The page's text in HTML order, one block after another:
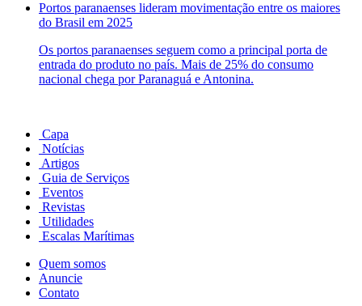
Portos paranaenses lideram movimentação entre os maiores
do Brasil em 2025
Os portos paranaenses seguem como a principal porta de
entrada do produto no país. Mais de 25% do consumo
nacional chega por Paranaguá e Antonina.
Capa
Notícias
Artigos
Guia de Serviços
Eventos
Revistas
Utilidades
Escalas Marítimas
Quem somos
Anuncie
Contato